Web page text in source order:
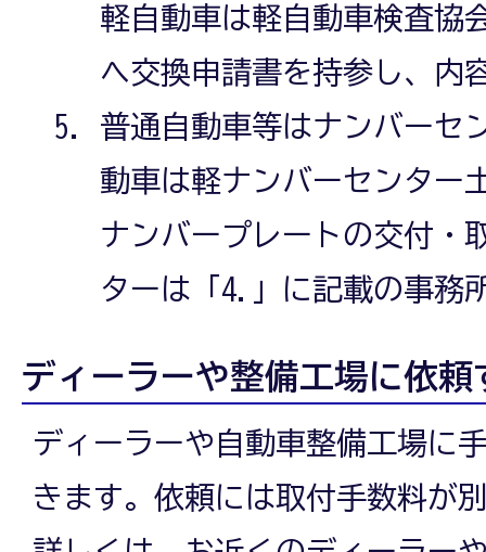
軽自動車は軽自動車検査協
へ交換申請書を持参し、内
普通自動車等はナンバーセ
動車は軽ナンバーセンター
ナンバープレートの交付・
ターは「4.」に記載の事務
ディーラーや整備工場に依頼
ディーラーや自動車整備工場に
きます。依頼には取付手数料が